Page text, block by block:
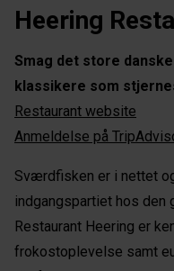
Heering
Smag det store
klassikere som
Restaurant website
Anmeldelse på
Sværdfisken er i nettet
indgangspartiet hos den
Restaurant Heering er
frokostoplevelse samt